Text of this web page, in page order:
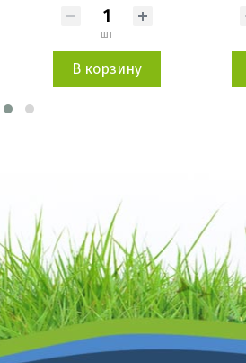
шт
В корзину